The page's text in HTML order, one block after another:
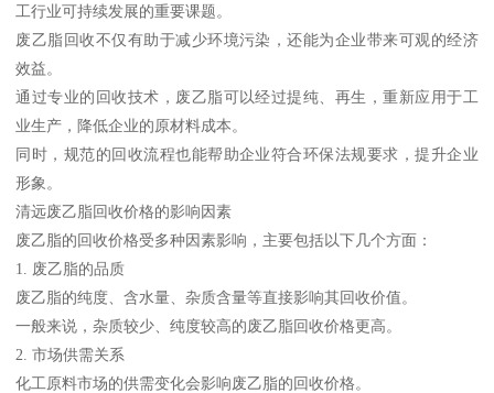
工行业可持续发展的重要课题。
废乙脂回收不仅有助于减少环境污染，还能为企业带来可观的经济
效益。
通过专业的回收技术，废乙脂可以经过提纯、再生，重新应用于工
业生产，降低企业的原材料成本。
同时，规范的回收流程也能帮助企业符合环保法规要求，提升企业
形象。
清远废乙脂回收价格的影响因素
废乙脂的回收价格受多种因素影响，主要包括以下几个方面：
1. 废乙脂的品质
废乙脂的纯度、含水量、杂质含量等直接影响其回收价值。
一般来说，杂质较少、纯度较高的废乙脂回收价格更高。
2. 市场供需关系
化工原料市场的供需变化会影响废乙脂的回收价格。